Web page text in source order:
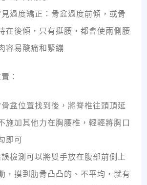
過度矯正：骨盆過度前傾，或骨
在後傾，只有挺腰，都會使兩側腰
容易酸痛和緊繃
：
盆位置找到後，將脊椎往頭頂延
施加其他力在胸腰椎，輕輕將胸口
即可
檢測可以將雙手放在腹部前側上
，摸到肋骨凸凸的、不平均，就有